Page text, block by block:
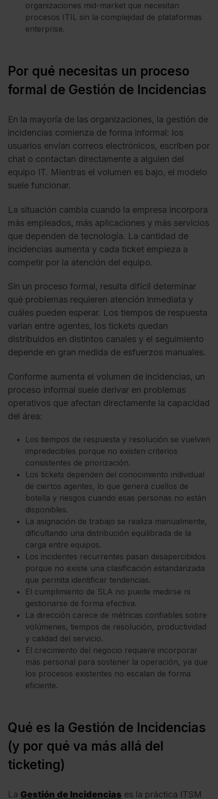
organizaciones mid-market que necesitan
procesos ITIL sin la complejidad de plataformas
enterprise.
Por qué necesitas un proceso
formal de Gestión de Incidencias
En la mayoría de las organizaciones, la gestión de
incidencias comienza de forma informal: los
usuarios envían correos electrónicos, escriben por
chat o contactan directamente a alguien del
equipo IT. Mientras el volumen es bajo, el modelo
suele funcionar.
La situación cambia cuando la empresa incorpora
más empleados, más aplicaciones y más servicios
que dependen de tecnología. La cantidad de
incidencias aumenta y cada ticket empieza a
competir por la atención del equipo.
Sin un proceso formal, resulta difícil determinar
qué problemas requieren atención inmediata y
cuáles pueden esperar. Los tiempos de respuesta
varían entre agentes, los tickets quedan
distribuidos en distintos canales y el seguimiento
depende en gran medida de esfuerzos manuales.
Conforme aumenta el volumen de incidencias, un
proceso informal suele derivar en problemas
operativos que afectan directamente la capacidad
del área:
Los tiempos de respuesta y resolución se vuelven
impredecibles porque no existen criterios
consistentes de priorización.
Los tickets dependen del conocimiento individual
de ciertos agentes, lo que genera cuellos de
botella y riesgos cuando esas personas no están
disponibles.
La asignación de trabajo se realiza manualmente,
dificultando una distribución equilibrada de la
carga entre equipos.
Los incidentes recurrentes pasan desapercibidos
porque no existe una clasificación estandarizada
que permita identificar tendencias.
El cumplimiento de SLA no puede medirse ni
gestionarse de forma efectiva.
La dirección carece de métricas confiables sobre
volúmenes, tiempos de resolución, productividad
y calidad del servicio.
El crecimiento del negocio requiere incorporar
más personal para sostener la operación, ya que
los procesos existentes no escalan de forma
eficiente.
Qué es la Gestión de Incidencias
(y por qué va más allá del
ticketing)
La Gestión de Incidencias es la práctica ITSM